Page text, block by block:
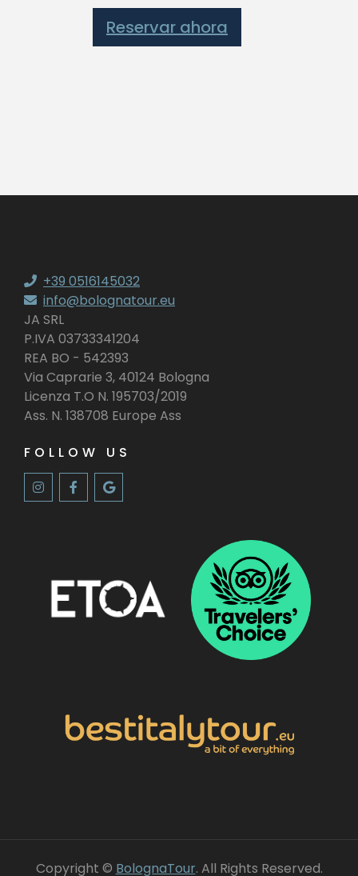
Reservar ahora
+39 0516145032
info@bolognatour.eu
JA SRL
P.IVA 03733341204
REA BO - 542393
Via Caprarie 3, 40124 Bologna
Licenza T.O N. 195703/2019
Ass. N. 138708 Europe Ass
FOLLOW US
Copyright © BolognaTour. All Rights Reserved.